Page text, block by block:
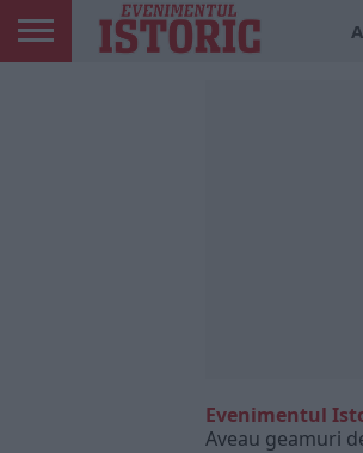
Evenimentul
Aveau geamuri